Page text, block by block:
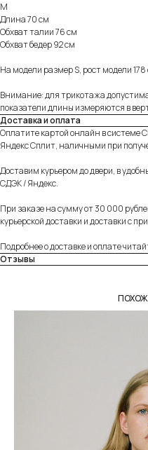
М
Длина 70 см
Обхват талии 76 см
Обхват бедер 92 см
На модели размер S, рост модели 178
Внимание: для трикотажа
показатели длины измеряются в
Доставка и оплата
Оплатите картой онлайн в системе
Яндекс Сплит, наличными при
Доставим курьером до двери, в
СДЭК / Яндекс.
При заказе на сумму от 30 000
курьерской доставки и доставки с
Подробнее о доставке и оплате
Отзывы
Индивидуальное изготовление
Можем изготовить любое